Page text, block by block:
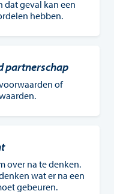
dat geval kan een
hebben.
partnerschap
of
over na te denken.
wat er na een
gebeuren.